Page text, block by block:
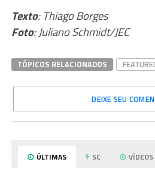
Texto: Thiago Borges
Foto: Juliano Schmidt/JEC
TÓPICOS RELACIONADOS
DEIXE SEU
ÚLTIMAS SC VÍDEOS